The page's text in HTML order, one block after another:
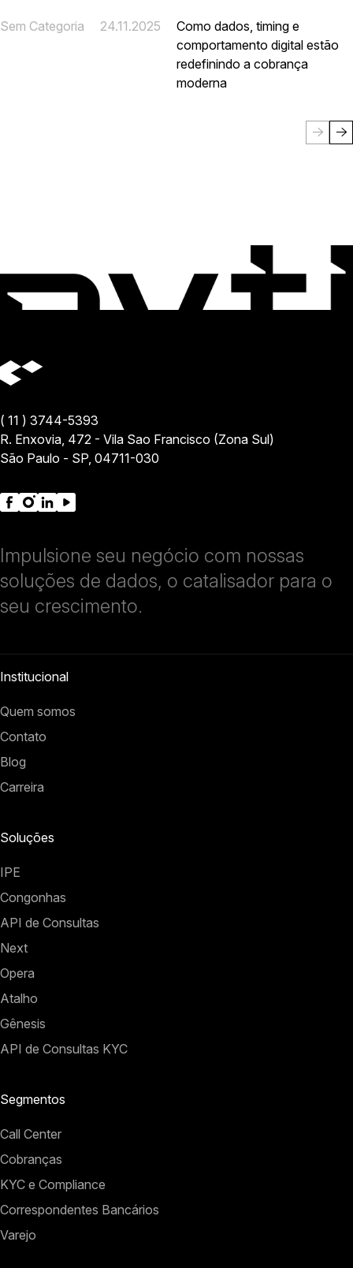
Sem Categoria 24.11.2025
Como dados, timing e
comportamento digital estão
redefinindo a cobrança
moderna
( 11 ) 3744-5393
R. Enxovia, 472 - Vila Sao Francisco (Zona Sul)
São Paulo - SP, 04711-030
Impulsione seu negócio com nossas
soluções de dados, o catalisador para o
seu crescimento.
Institucional
Quem somos
Contato
Blog
Carreira
Soluções
IPE
Congonhas
API de Consultas
Next
Opera
Atalho
Gênesis
API de Consultas KYC
Segmentos
Call Center
Cobranças
KYC e Compliance
Correspondentes Bancários
Varejo